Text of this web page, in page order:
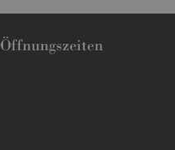
Öffnungszeiten